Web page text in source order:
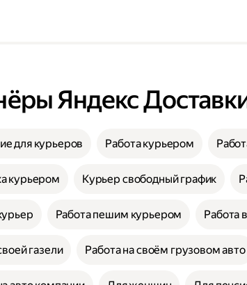
Яндекс
для курьеров Работа курьером
курьером Курьер свободный график
Работа пешим курьером Работа
газели Работа на своём грузовом авто